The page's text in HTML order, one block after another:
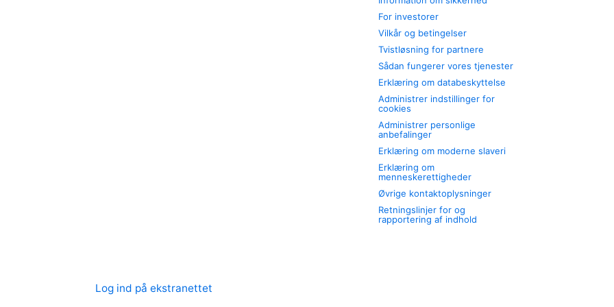
For investorer
Vilkår og betingelser
Tvistløsning for partnere
Sådan fungerer vores tjenester
Erklæring om databeskyttelse
Administrer indstillinger for
cookies
Administrer personlige
anbefalinger
Erklæring om moderne slaveri
Erklæring om
menneskerettigheder
Øvrige kontaktoplysninger
Retningslinjer for og
rapportering af indhold
Log ind på ekstranettet